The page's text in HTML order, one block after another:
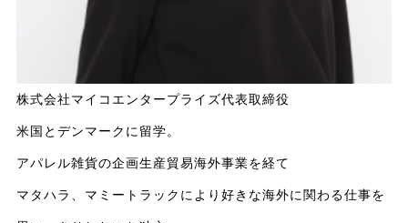
株式会社マイコエンタープライズ代表取締役
米国とデンマークに留学。
アパレル雑貨の企画生産貿易海外事業を経て
マタハラ、マミートラックにより好きな海外に関わる仕事を